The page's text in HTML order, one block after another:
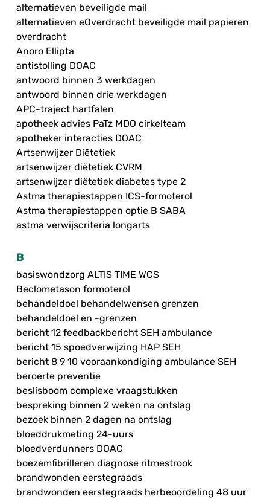
alternatieven beveiligde mail
alternatieven eOverdracht beveiligde mail papieren
overdracht
Anoro Ellipta
antistolling DOAC
antwoord binnen 3 werkdagen
antwoord binnen drie werkdagen
APC-traject hartfalen
apotheek advies PaTz MDO cirkelteam
apotheker interacties DOAC
Artsenwijzer Diëtetiek
artsenwijzer diëtetiek CVRM
artsenwijzer diëtetiek diabetes type 2
Astma therapiestappen ICS-formoterol
Astma therapiestappen optie B SABA
astma verwijscriteria longarts
B
basiswondzorg ALTIS TIME WCS
Beclometason formoterol
behandeldoel behandelwensen grenzen
behandeldoel en -grenzen
bericht 12 feedbackbericht SEH ambulance
bericht 15 spoedverwijzing HAP SEH
bericht 8 9 10 vooraankondiging ambulance SEH
beroerte preventie
beslisboom complexe vraagstukken
bespreking binnen 2 weken na ontslag
bezoek binnen 2 dagen na ontslag
bloeddrukmeting 24-uurs
bloedverdunners DOAC
boezemfibrilleren diagnose ritmestrook
brandwonden eerstegraads
brandwonden eerstegraads herbeoordeling 48 uur